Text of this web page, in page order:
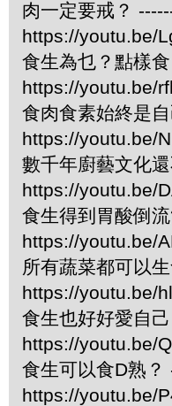
肉一定要戒？
https://youtu.be/
食生為乜？點樣
https://youtu.be/
食肉食素始終是
https://youtu.be/
數千年廚藝文化
https://youtu.be/
食生得到胃酸倒
https://youtu.be/
所有蔬菜都可以
https://youtu.be/
食生也好好愛自
https://youtu.be/
食生可以食D熟？
https://youtu.be/